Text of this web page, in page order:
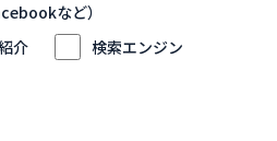
など）
介
検索エンジン